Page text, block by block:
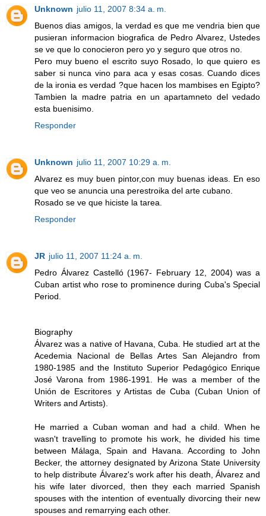
Unknown julio 11, 2007 8:34 a. m.
Buenos dias amigos, la verdad es que me vendria bien que
pusieran informacion biografica de Pedro Alvarez, Ustedes
se ve que lo conocieron pero yo y seguro que otros no.
Pero muy bueno el escrito suyo Rosado, lo que quiero es
saber si nunca vino para aca y esas cosas. Cuando dices
de la ironia es verdad ?que hacen los mambises en Egipto?
Tambien la madre patria en un apartamneto del vedado
esta buenisimo.
Responder
Unknown julio 11, 2007 10:29 a. m.
Alvarez es muy buen pintor,con muy buenas ideas. En eso
que veo se anuncia una perestroika del arte cubano.
Rosado se ve que hiciste la tarea.
Responder
JR julio 11, 2007 11:24 a. m.
Pedro Álvarez Castelló (1967- February 12, 2004) was a
Cuban artist who rose to prominence during Cuba's Special
Period.
Biography
Álvarez was a native of Havana, Cuba. He studied art at the
Acedemia Nacional de Bellas Artes San Alejandro from
1980-1985 and the Instituto Superior Pedagógico Enrique
José Varona from 1986-1991. He was a member of the
Unión de Escritores y Artistas de Cuba (Cuban Union of
Writers and Artists).
He married a Cuban woman and had a child. When he
wasn't travelling to promote his work, he divided his time
between Málaga, Spain and Havana. According to John
Becker, the attorney designated by Arizona State University
to help distribute Álvarez's work after his death, Álvarez and
his wife later divorced, then they each married Spanish
spouses with the intention of eventually divorcing their new
spouses and remarrying each other.